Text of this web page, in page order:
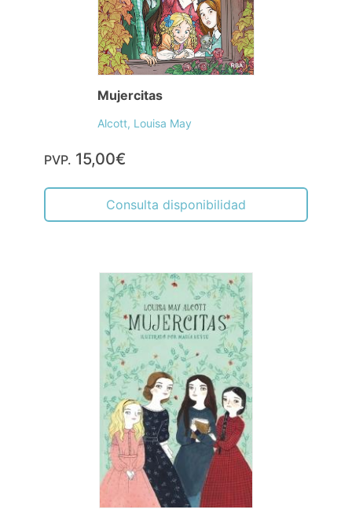
Mujercitas
Alcott, Louisa May
PVP. 15,00€
Consulta disponibilidad